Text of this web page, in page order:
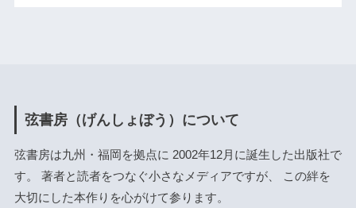
弦書房（げんしょぼう）について
弦書房は九州・福岡を拠点に 2002年12月に誕生した出版社で
す。 著者と読者をつなぐ小さなメディアですが、 この絆を
大切にした本作りを心がけて参ります。